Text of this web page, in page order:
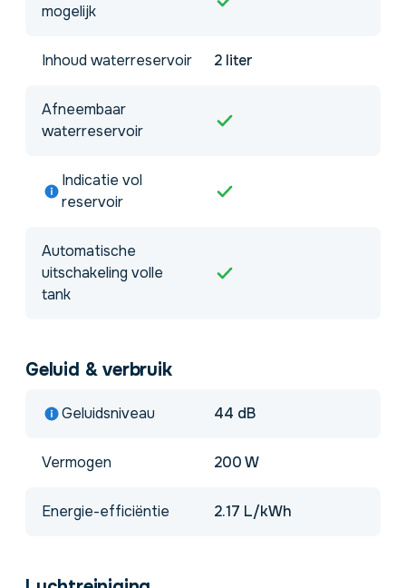
mogelijk
Inhoud waterreservoir 2 liter
Afneembaar
waterreservoir
Indicatie vol
reservoir
Automatische
uitschakeling volle
tank
Geluid & verbruik
Geluidsniveau 44 dB
Vermogen 200 W
Energie-efficiëntie 2.17 L/kWh